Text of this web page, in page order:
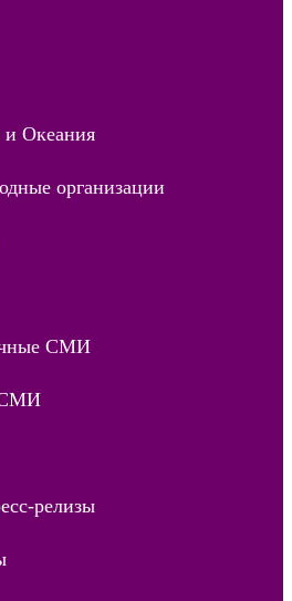
и Океания
организации
СМИ
релизы